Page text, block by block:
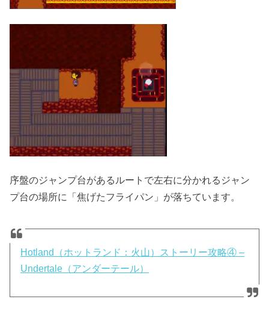
序盤のジャンプ台があるルートで左右に分かれるジャン
プ台の場所に「焦げたフライパン」が落ちています。
Hotland（ホットランド：火山）ストーリー攻略④ –
Undertale（アンダーテール）